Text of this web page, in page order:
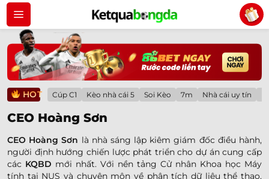
Bỏ
qua
dung
HOT Cúp C1 Kèo nhà cái 5 Soi Kèo 7m Nhà cái uy tín
CEO Hoàng Sơn
CEO Hoàng Sơn là nhà sáng lập kiêm giám đốc điều hành,
người định hướng chiến lược phát triển cho dự án cung cấp
các KQBD mới nhất. Với nền tảng Cử nhân Khoa học Máy
tính tại NUS và chuyên môn về phân tích dữ liệu thể thao,